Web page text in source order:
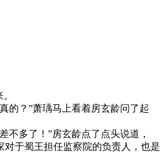
的？”萧瑀马上看着房玄龄问了起
多了！”房玄龄点了点头说道，
于蜀王担任监察院的负责人，也是